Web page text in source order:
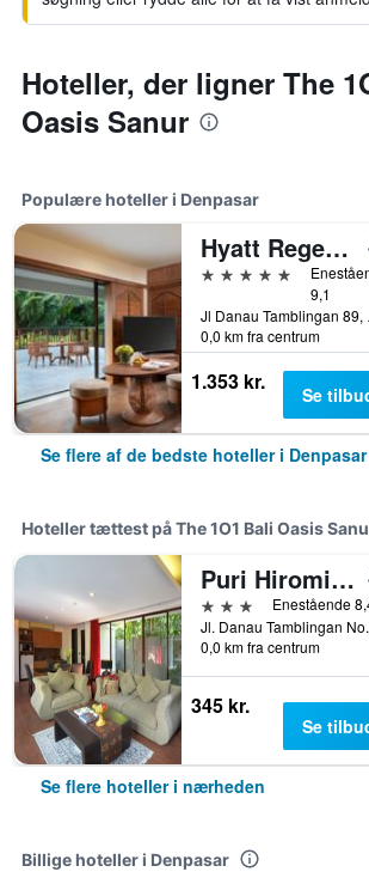
Hoteller, der ligner The
Oasis Sanur
Populære hoteller i Denpasar
Hyatt Regency Bali
5 stjerner
9,1
Jl
0,0 km fra centrum
1.353 kr. Se
Se flere af de bedste hoteller i Denpasar
Hoteller tættest på The 1O1 Bali Oasis
Puri Hiromi Boutique Residence
3 stjernerEnestående
0,0 km fra centrum
345 kr.
Se
Se flere hoteller i nærheden
Billige hoteller i Denpasar